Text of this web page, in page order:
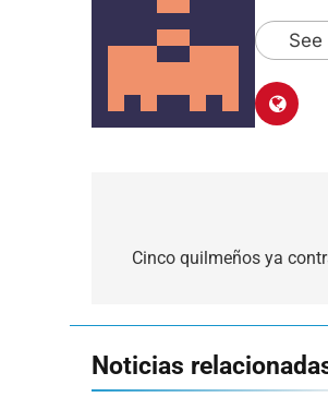
deCinco quilmeños ya
Noticias